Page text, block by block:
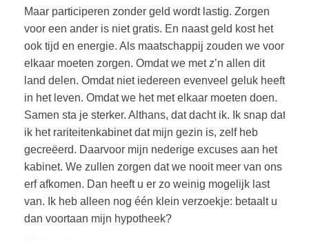
Maar participeren zonder geld wordt lastig. Zorgen
voor een ander is niet gratis. En naast geld kost het
ook tijd en energie. Als maatschappij zouden we voor
elkaar moeten zorgen. Omdat we met z’n allen dit
land delen. Omdat niet iedereen evenveel geluk heeft
in het leven. Omdat we het met elkaar moeten doen.
Samen sta je sterker. Althans, dat dacht ik. Ik snap dat
ik het rariteitenkabinet dat mijn gezin is, zelf heb
gecreëerd. Daarvoor mijn nederige excuses aan het
kabinet. We zullen zorgen dat we nooit meer van ons
erf afkomen. Dan heeft u er zo weinig mogelijk last
van. Ik heb alleen nog één klein verzoekje: betaalt u
dan voortaan mijn hypotheek?